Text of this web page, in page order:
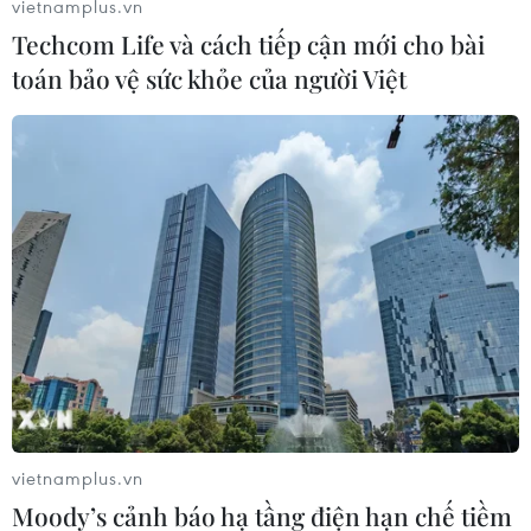
#Mỹ #Thất nghiệp #Việt làm
#Trợ cấp
#Suy thoái
Mỹ
Theo dõi VietnamPlus
vietnamplus.vn
Techcom Life và cách tiếp cận mới cho bài
toán bảo vệ sức khỏe của người Việt
vietnamplus.vn
Moody’s cảnh báo hạ tầng điện hạn chế tiềm